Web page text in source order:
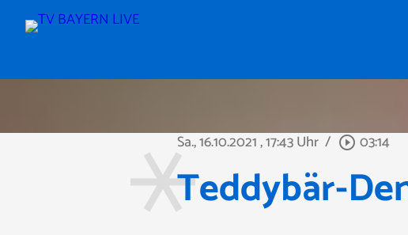
Sa., 16.10.2021, 17:43 Uhr / play_circle_outline 03:14
Teddybär-